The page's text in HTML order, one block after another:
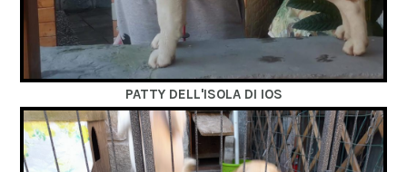
PATTY DELL'ISOLA DI IOS